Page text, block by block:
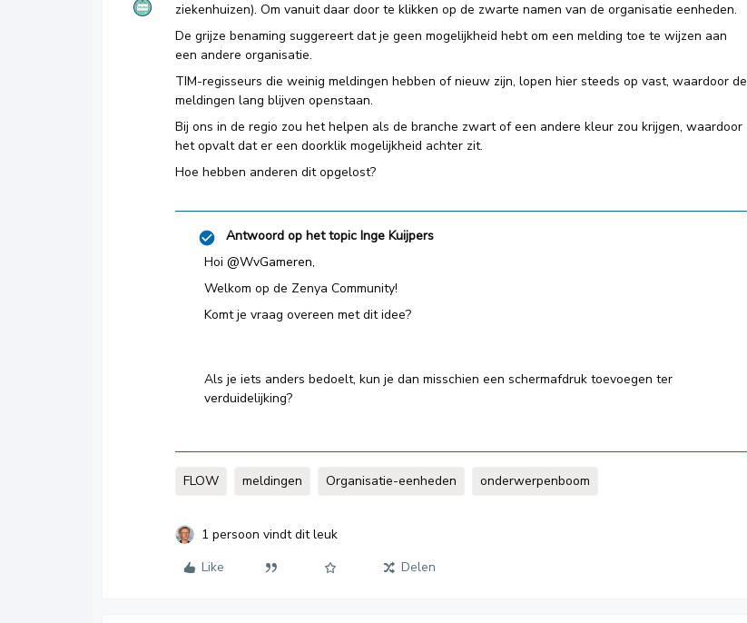
ziekenhuizen). Om vanuit daar door te klikken op de zwarte namen van de organisatie eenheden.
De grijze benaming suggereert dat je geen mogelijkheid hebt om een melding toe te wijzen aan
een andere organisatie.
TIM-regisseurs die weinig meldingen hebben of nieuw zijn, lopen hier steeds op vast, waardoor de
meldingen lang blijven openstaan.
Bij ons in de regio zou het helpen als de branche zwart of een andere kleur zou krijgen, waardoor
het opvalt dat er een doorklik mogelijkheid achter zit.
Hoe hebben anderen dit opgelost?
Antwoord op het topic Inge Kuijpers
Hoi ​ @WvGameren,
Welkom op de Zenya Community!
Komt je vraag overeen met dit idee?
Als je iets anders bedoelt, kun je dan misschien een schermafdruk toevoegen ter
verduidelijking?
FLOW meldingen Organisatie-eenheden onderwerpenboom
1 persoon vindt dit leuk
Like
Delen